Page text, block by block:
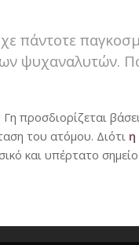
πάντοτε
ψυχαναλυτών.
προσδιορίζεται
του ατόμου. Διότι
και υπέρτατο